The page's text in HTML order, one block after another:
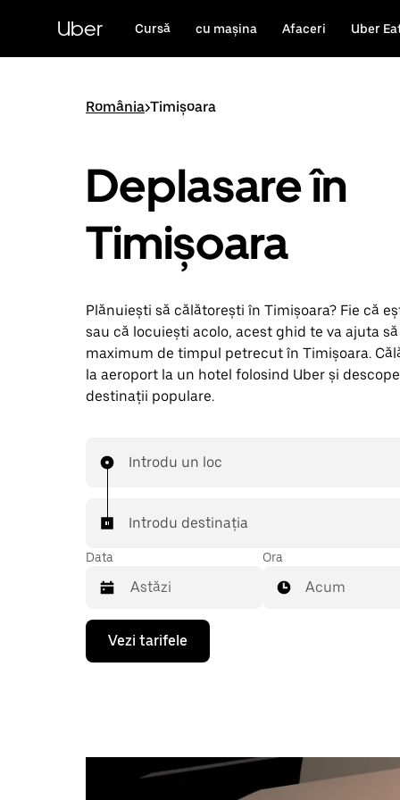
conținutul
principal
Uber Cursă cu mașina Afaceri Uber
România>Timișoara
Deplasare în
Timișoara
Plănuiești să călătorești în Timișoara? Fie că
sau că locuiești acolo, acest ghid te va ajuta
maximum de timpul petrecut în Timișoara.
la aeroport la un hotel folosind Uber și
destinații populare.
Introdu un loc
Introdu destinația
Data
Pentru
deschide
dată,
Ora
Acum
Vezi tarifele